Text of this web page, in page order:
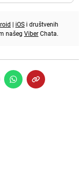
| iOS i društvenih
našeg ViberChata.